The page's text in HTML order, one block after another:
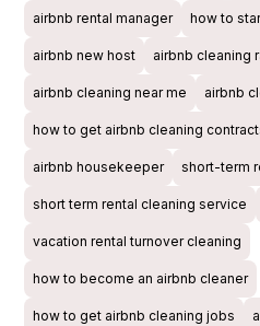
airbnb rental manager how to
airbnb new host airbnb cleaning
airbnb cleaning near me airbnb
how to get airbnb cleaning
airbnb housekeeper short-term
short term rental cleaning service
vacation rental turnover cleaning
how to become an airbnb cleaner
how to get airbnb cleaning jobs